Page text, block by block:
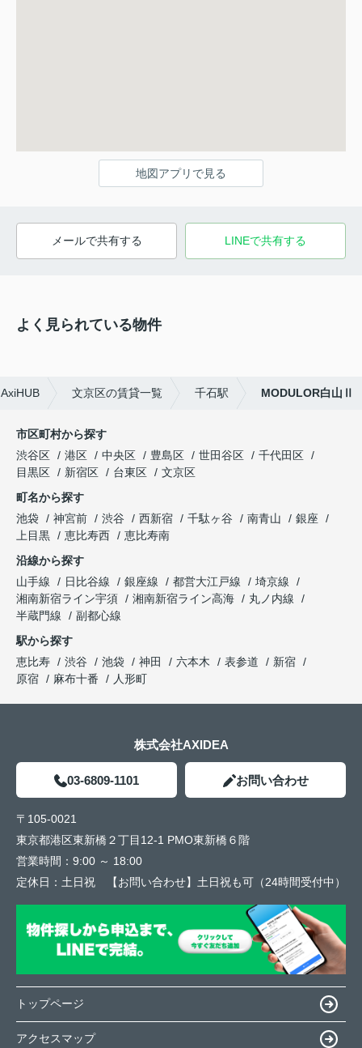
地図アプリで見る
メールで共有する LINEで共有する
よく見られている物件
文京区の賃貸一覧 千石駅 MODULOR白山Ⅱ
市区町村から探す
渋谷区
港区 中央区 豊島区 世田谷区
千代田区
目黒区
新宿区 台東区
文京区
町名から探す
池袋
神宮前 渋谷 西新宿 千駄ヶ谷 南青山
銀座
上目黒
恵比寿西
恵比寿南
沿線から探す
山手線
日比谷線 銀座線 都営大江戸線
埼京線
湘南新宿ライン宇須
湘南新宿ライン高海
丸ノ内線
半蔵門線
副都心線
駅から探す
恵比寿
渋谷 池袋 神田 六本木 表参道
新宿
原宿
麻布十番 人形町
株式会社AXIDEA
03-6809-1101 お問い合わせ
〒105-0021
東京都港区東新橋２丁目12-1 PMO東新橋６階
営業時間： 9:00 ～ 18:00
定休日： 土日祝 【お問い合わせ】土日祝も可（24時間受付中）
トップページ
アクセスマップ